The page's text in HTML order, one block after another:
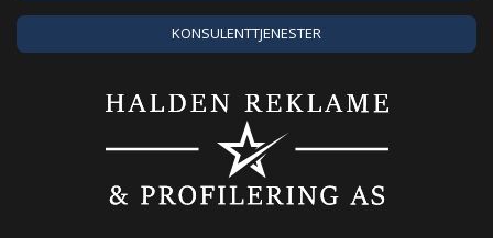
KONSULENTTJENESTER